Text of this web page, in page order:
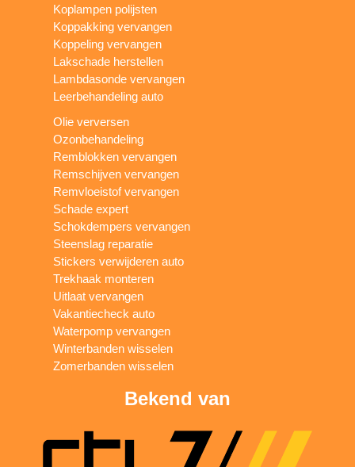
Koplampen polijsten
Koppakking vervangen
Koppeling vervangen
Lakschade herstellen
Lambdasonde vervangen
Leerbehandeling auto
Olie verversen
Ozonbehandeling
Remblokken vervangen
Remschijven vervangen
Remvloeistof vervangen
Schade expert
Schokdempers vervangen
Steenslag reparatie
Stickers verwijderen auto
Trekhaak monteren
Uitlaat vervangen
Vakantiecheck auto
Waterpomp vervangen
Winterbanden wisselen
Zomerbanden wisselen
Bekend van